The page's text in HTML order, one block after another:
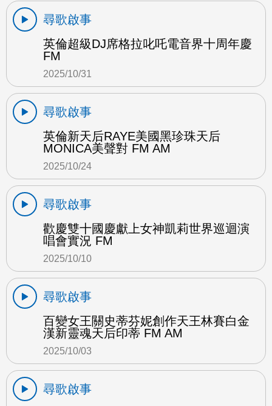
尋歌啟事
英倫超級DJ席格拉叱吒電音界十周年慶
FM
2025/10/31
尋歌啟事
英倫新天后RAYE美國黑珍珠天后
MONICA美聲對 FM AM
2025/10/24
尋歌啟事
歡慶雙十國慶獻上女神凱莉世界巡迴演
唱會實況 FM
2025/10/10
尋歌啟事
百變女王關史蒂芬妮創作天王林賽白金
漢新靈魂天后印蒂 FM AM
2025/10/03
尋歌啟事